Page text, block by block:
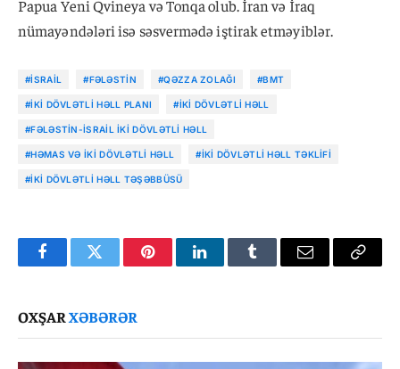
Papua Yeni Qvineya və Tonqa olub. İran və İraq
nümayəndələri isə səsvermədə iştirak etməyiblər.
#İSRAIL #FƏLƏSTIN #QƏZZA ZOLAĞI #BMT
#İKI DÖVLƏTLI HƏLL PLANI #İKI DÖVLƏTLI HƏLL
#FƏLƏSTIN-İSRAIL IKI DÖVLƏTLI HƏLL
#HƏMAS VƏ IKI DÖVLƏTLI HƏLL #İKI DÖVLƏTLI HƏLL TƏKLIFI
#İKI DÖVLƏTLI HƏLL TƏŞƏBBÜSÜ
FacebookTwitter PinterestLinkedInTumblr Email
Copy
OXŞARXƏBƏRƏR